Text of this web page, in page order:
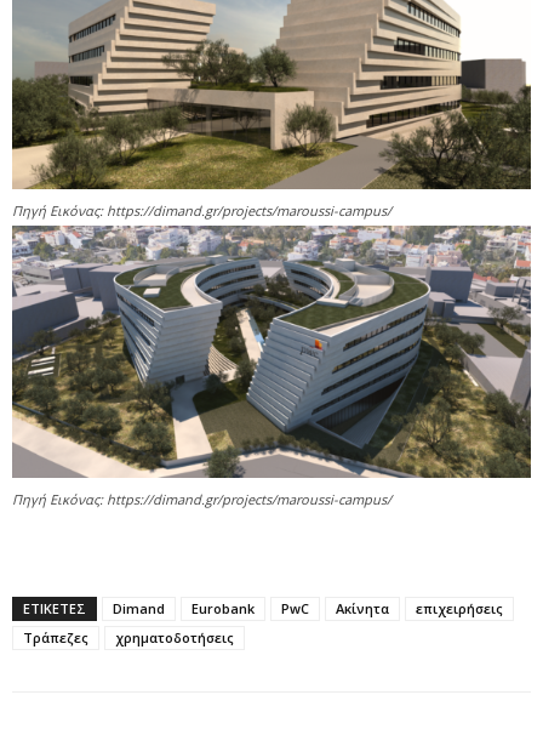
Πηγή Εικόνας: https://dimand.gr/projects/maroussi-campus/
Πηγή Εικόνας: https://dimand.gr/projects/maroussi-campus/
ΕΤΙΚΕΤΕΣ Dimand Eurobank PwC Ακίνητα
επιχειρήσεις
Τράπεζες
χρηματοδοτήσεις